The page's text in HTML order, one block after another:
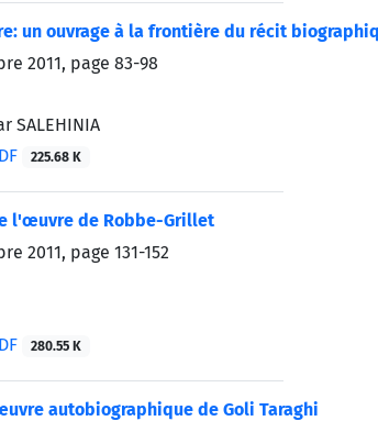
un ouvrage à la frontière du récit
2011, page 83-98
SALEHINIA
225.68 K
l'œuvre de Robbe-Grillet
2011, page 131-152
280.55 K
autobiographique de Goli Taraghi